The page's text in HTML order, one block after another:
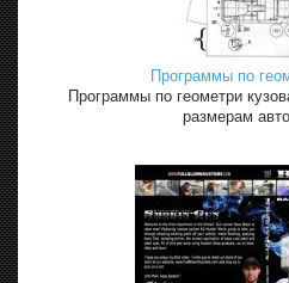
Программы по
Программы по геометри
размерам